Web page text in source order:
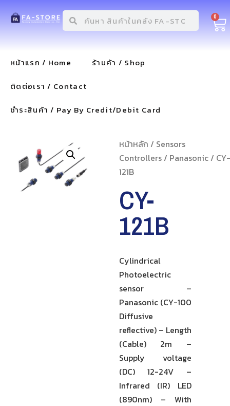
0
หน้าแรก / Home
ร้านค้า / Shop
ติดต่อเรา / Contact
ชำระสินค้า / Pay By Credit/Debit Card
หน้าหลัก / Sensors
Controllers/ Panasonic/ CY-
121B
CY-
121B
Cylindrical
Photoelectric
sensor –
Panasonic (CY-100
Diffusive
reflective) – Length
(Cable) 2m –
Supply voltage
(DC) 12-24V –
Infrared (IR) LED
(890nm) – With